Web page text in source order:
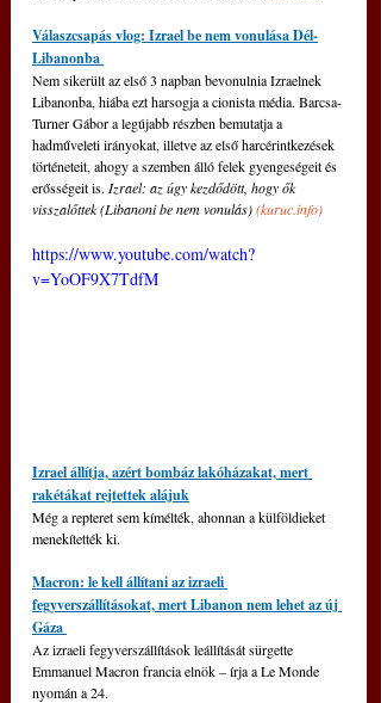
Válaszcsapás vlog: Izrael be nem vonulása Dél-
Libanonba
Nem sikerült az első 3 napban bevonulnia Izraelnek
Libanonba, hiába ezt harsogja a cionista média. Barcsa-
Turner Gábor a legújabb részben bemutatja a
hadműveleti irányokat, illetve az első harcérintkezések
történeteit, ahogy a szemben álló felek gyengeségeit és
erősségeit is. Izrael: az úgy kezdődött, hogy ők
visszalőttek (Libanoni be nem vonulás) (kuruc.info)
https://www.youtube.com/watch?
v=YoOF9X7TdfM
Izrael állítja, azért bombáz lakóházakat, mert
rakétákat rejtettek alájuk
Még a repteret sem kímélték, ahonnan a külföldieket
menekítették ki.
Macron: le kell állítani az izraeli
fegyverszállításokat, mert Libanon nem lehet az új
Gáza
Az izraeli fegyverszállítások leállítását sürgette
Emmanuel Macron francia elnök – írja a Le Monde
nyomán a 24.